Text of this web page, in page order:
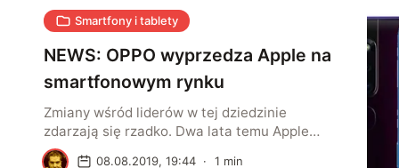
opowiadających afrykańskie historie zajmują
się czasem małe, kilkuosobowe zespoły
korzystające z telefonu jako […]
Smartfony i tablety
NEWS: OPPO wyprzedza Apple na
smartfonowym rynku
Zmiany wśród liderów w tej dziedzinie
zdarzają się rzadko. Dwa lata temu Apple
opuściło zajmowaną długo 2 pozycję pod
D 08.08.2019, 19:44 · 1 min